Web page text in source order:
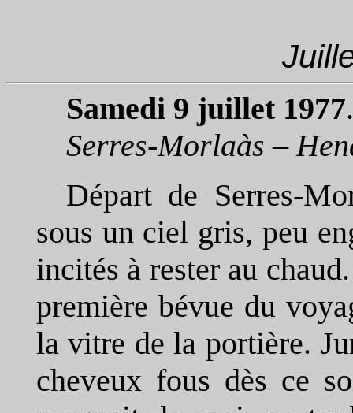
Samedi 9 juillet 1977.
Serres-Morlaàs –
Départ de Serres-
sous un ciel gris, peu
incités à rester au
première bévue du
la vitre de la portière.
cheveux fous dès ce